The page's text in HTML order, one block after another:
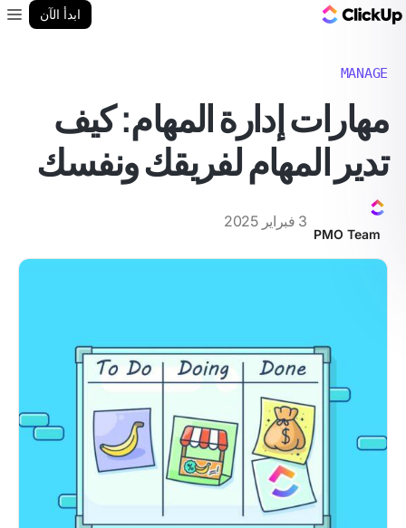
ابدأ الآن
MANAGE
مهارات إدارة المهام: كيف
تدير المهام لفريقك ونفسك
PMO Team
3 فبراير 2025